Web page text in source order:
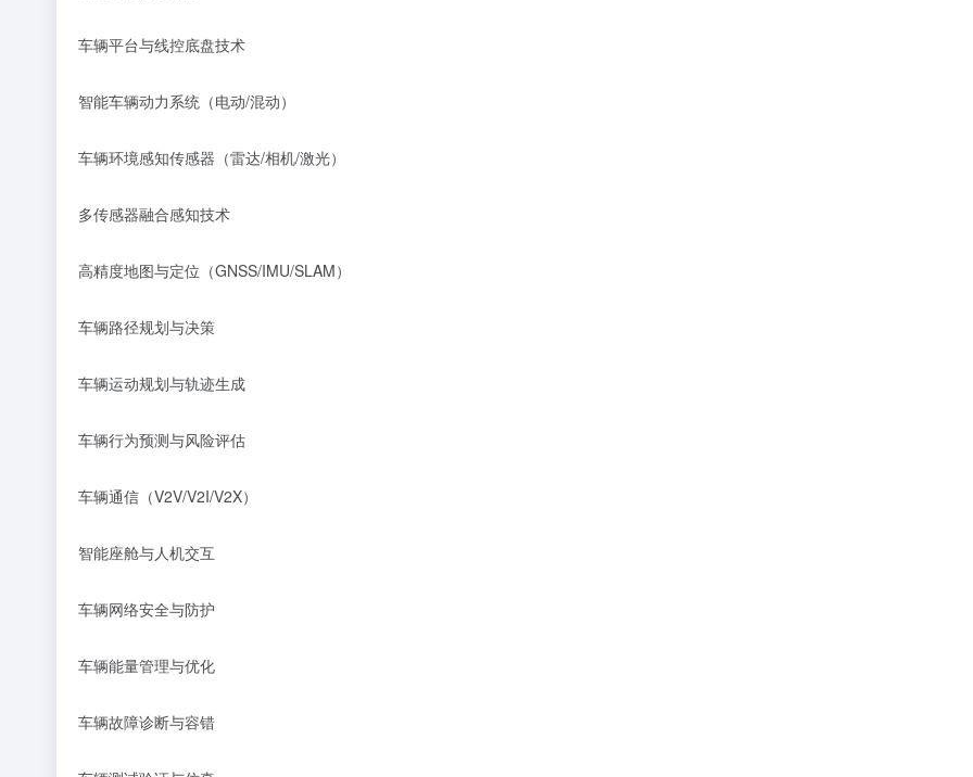
车辆平台与线控底盘技术
智能车辆动力系统（电动/混动）
车辆环境感知传感器（雷达/相机/激光）
多传感器融合感知技术
高精度地图与定位（GNSS/IMU/SLAM）
车辆路径规划与决策
车辆运动规划与轨迹生成
车辆行为预测与风险评估
车辆通信（V2V/V2I/V2X）
智能座舱与人机交互
车辆网络安全与防护
车辆能量管理与优化
车辆故障诊断与容错